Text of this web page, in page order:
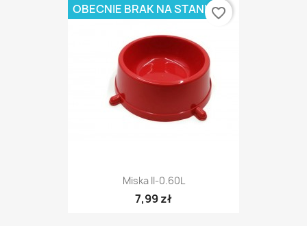
Miska II-0.60L
7,99 zł
OBECNIE BRAK NA STANIEfavorite_border